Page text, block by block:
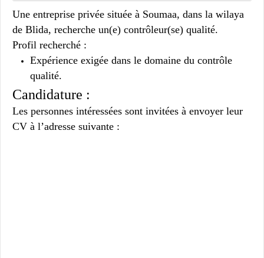
Une entreprise privée située à Soumaa, dans la wilaya
de Blida, recherche un(e) contrôleur(se) qualité.
Profil recherché :
Expérience exigée dans le domaine du contrôle
qualité.
Candidature :
Les personnes intéressées sont invitées à envoyer leur
CV à l’adresse suivante :